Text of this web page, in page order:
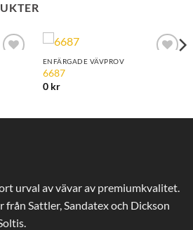
ENFÄRGADE VÄVPROV
6687
0 kr
urval av vävar av premiumkvalitet.
Sattler, Sandatex och Dickson